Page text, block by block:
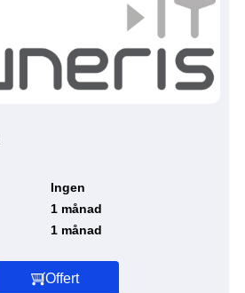
Ingen
1 månad
1 månad
Offert